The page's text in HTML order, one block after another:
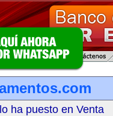
ha puesto en Venta